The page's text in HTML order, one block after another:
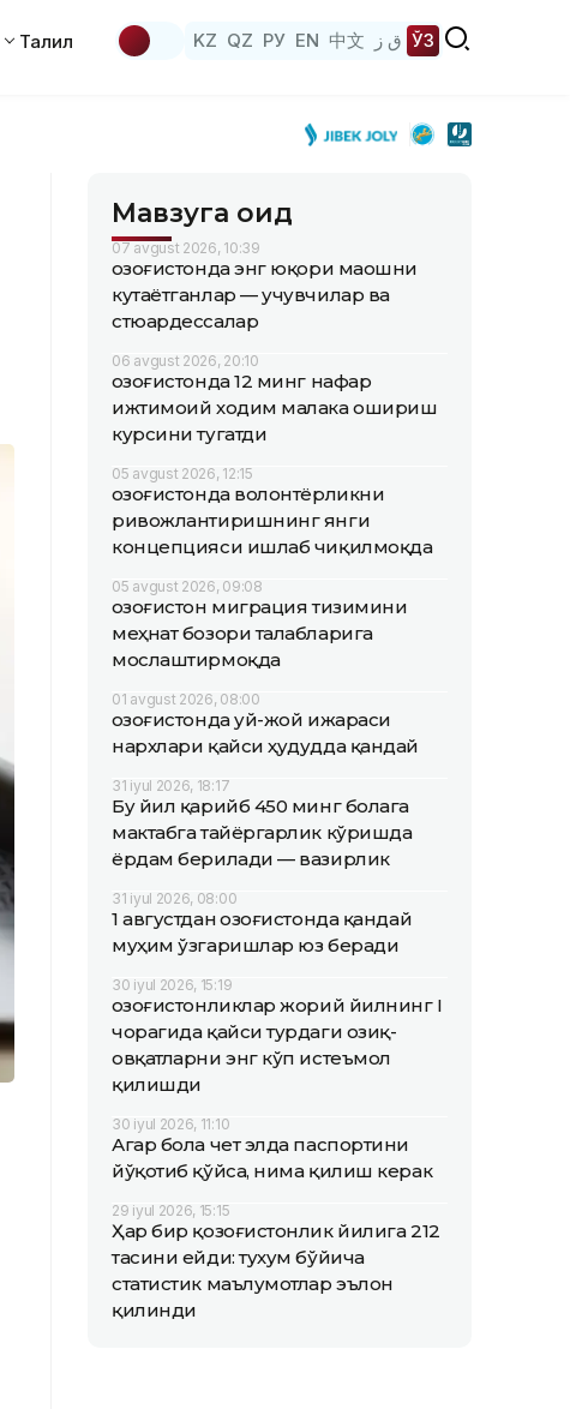
Таҳлил KZ QZ РУ EN 中文 ق ز ЎЗ
Мавзуга оид
07 avgust 2026, 10:39
Қозоғистонда энг юқори маошни
кутаётганлар — учувчилар ва
стюардессалар
06 avgust 2026, 20:10
Қозоғистонда 12 минг нафар
ижтимоий ходим малака ошириш
курсини тугатди
05 avgust 2026, 12:15
Қозоғистонда волонтёрликни
ривожлантиришнинг янги
концепцияси ишлаб чиқилмоқда
05 avgust 2026, 09:08
Қозоғистон миграция тизимини
меҳнат бозори талабларига
мослаштирмоқда
01 avgust 2026, 08:00
Қозоғистонда уй-жой ижараси
нархлари қайси ҳудудда қандай
31 iyul 2026, 18:17
Бу йил қарийб 450 минг болага
мактабга тайёргарлик кўришда
ёрдам берилади — вазирлик
31 iyul 2026, 08:00
1 августдан Қозоғистонда қандай
муҳим ўзгаришлар юз беради
30 iyul 2026, 15:19
Қозоғистонликлар жорий йилнинг I
чорагида қайси турдаги озиқ-
овқатларни энг кўп истеъмол
қилишди
30 iyul 2026, 11:10
Агар бола чет элда паспортини
йўқотиб қўйса, нима қилиш керак
29 iyul 2026, 15:15
Ҳар бир қозоғистонлик йилига 212
тасини ейди: тухум бўйича
статистик маълумотлар эълон
қилинди